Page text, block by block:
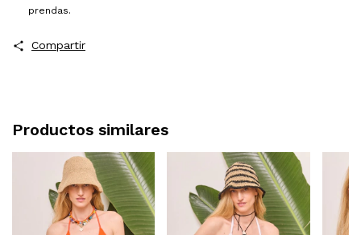
prendas.
Compartir
Productos similares